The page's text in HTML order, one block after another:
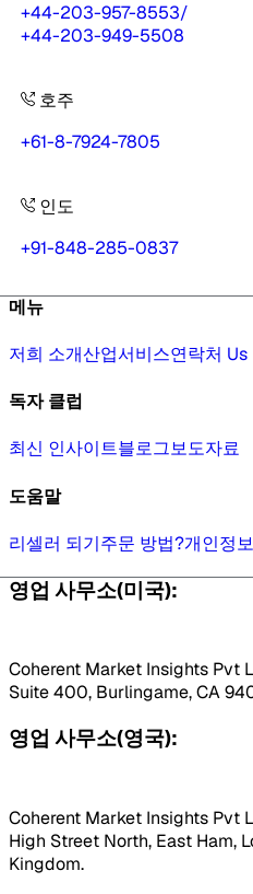
+44-203-957-8553/
+44-203-949-5508
호주
+61-8-7924-7805
인도
+91-848-285-0837
메뉴
저희 소개산업서비스연락처 Us
독자 클럽
최신 인사이트블로그보도자료
도움말
리셀러 되기주문 방법?개인정
영업 사무소(미국):
Coherent Market Insights Pvt
Suite 400, Burlingame, CA
영업 사무소(영국):
Coherent Market Insights Pvt
High Street North, East Ham,
Kingdom.